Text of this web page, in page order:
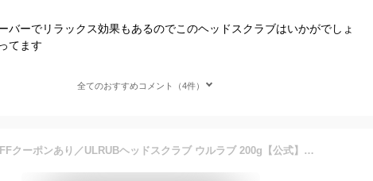
バーでリラックス効果もあるのでこのヘッドスクラブはいかがでしょ
てます
全てのおすすめコメント（4件）
＼30%OFFクーポンあり／ULRUBヘッドスクラブ ウルラブ 200g【公式】単品 or スカルプブラシセット ヘアマスクセットヘアスクラブ 頭皮ケア スカルプケア シャンプー 美髪 頭皮のニオイ さらつや スペシャルケア 頭皮マッサージ 加齢臭 スクラブ 頭皮クレンジング ヘアケア